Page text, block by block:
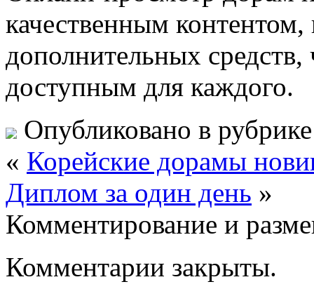
качественным контентом,
дополнительных средств,
доступным для каждого.
Опубликовано в
« Корейские дорамы
Диплом за один день »
Комментирование и
Комментарии закрыты.